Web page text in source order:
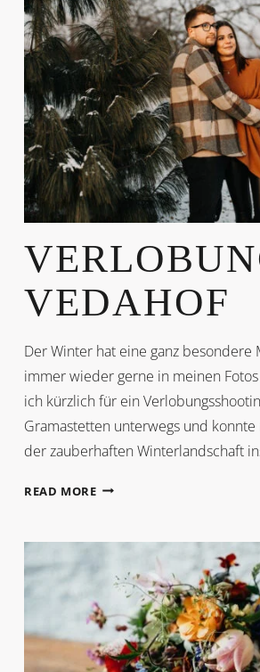
VEDAHOF
Der Winter hat eine ganz besondere
immer wieder gerne in meinen
ich kürzlich für ein
Gramastetten unterwegs und
der zauberhaften Winterlandschaft
READ MOREVERLOBUNG